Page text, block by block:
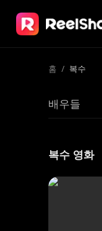
홈 / 복수
배우들
복수 영화